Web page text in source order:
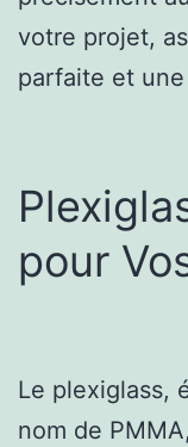
votre projet,
parfaite et
pour
Le plexiglass,
nom de